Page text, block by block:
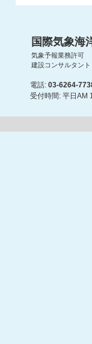
国際気象海
気象予報業務許
建設コンサルタン
電話: 03-6264-
受付時間: 平日AM